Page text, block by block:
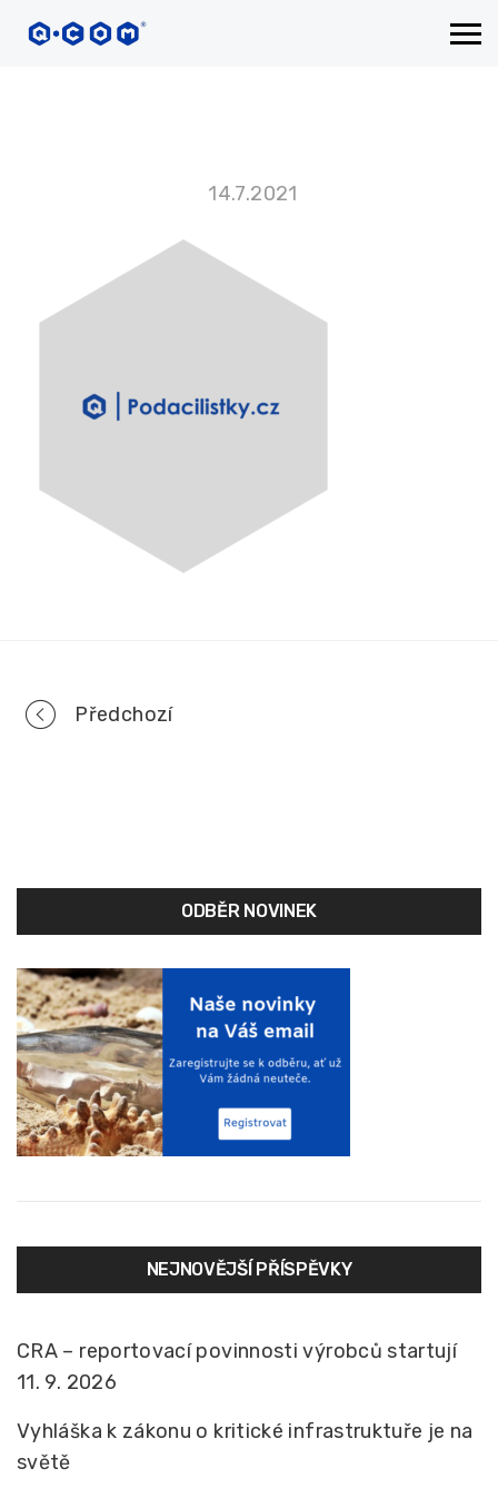
14.7.2021
Portfolio
Předchozí
ODBĚR NOVINEK
NEJNOVĚJŠÍ PŘÍSPĚVKY
CRA – reportovací povinnosti výrobců startují
11. 9. 2026
Vyhláška k zákonu o kritické infrastruktuře je na
světě